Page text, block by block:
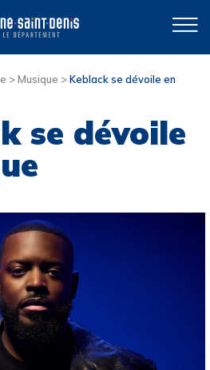
>Musique >Keblack se dévoile en
se dévoile